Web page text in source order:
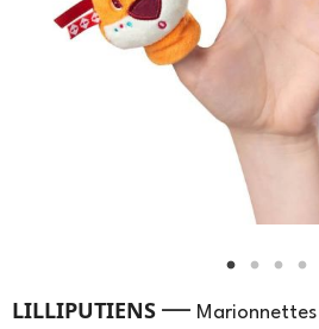
LILLIPUTIENS —